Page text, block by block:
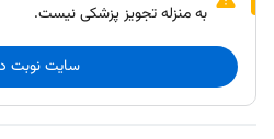
به منزله تجویز پزشکی نیست.
سایت نوبت